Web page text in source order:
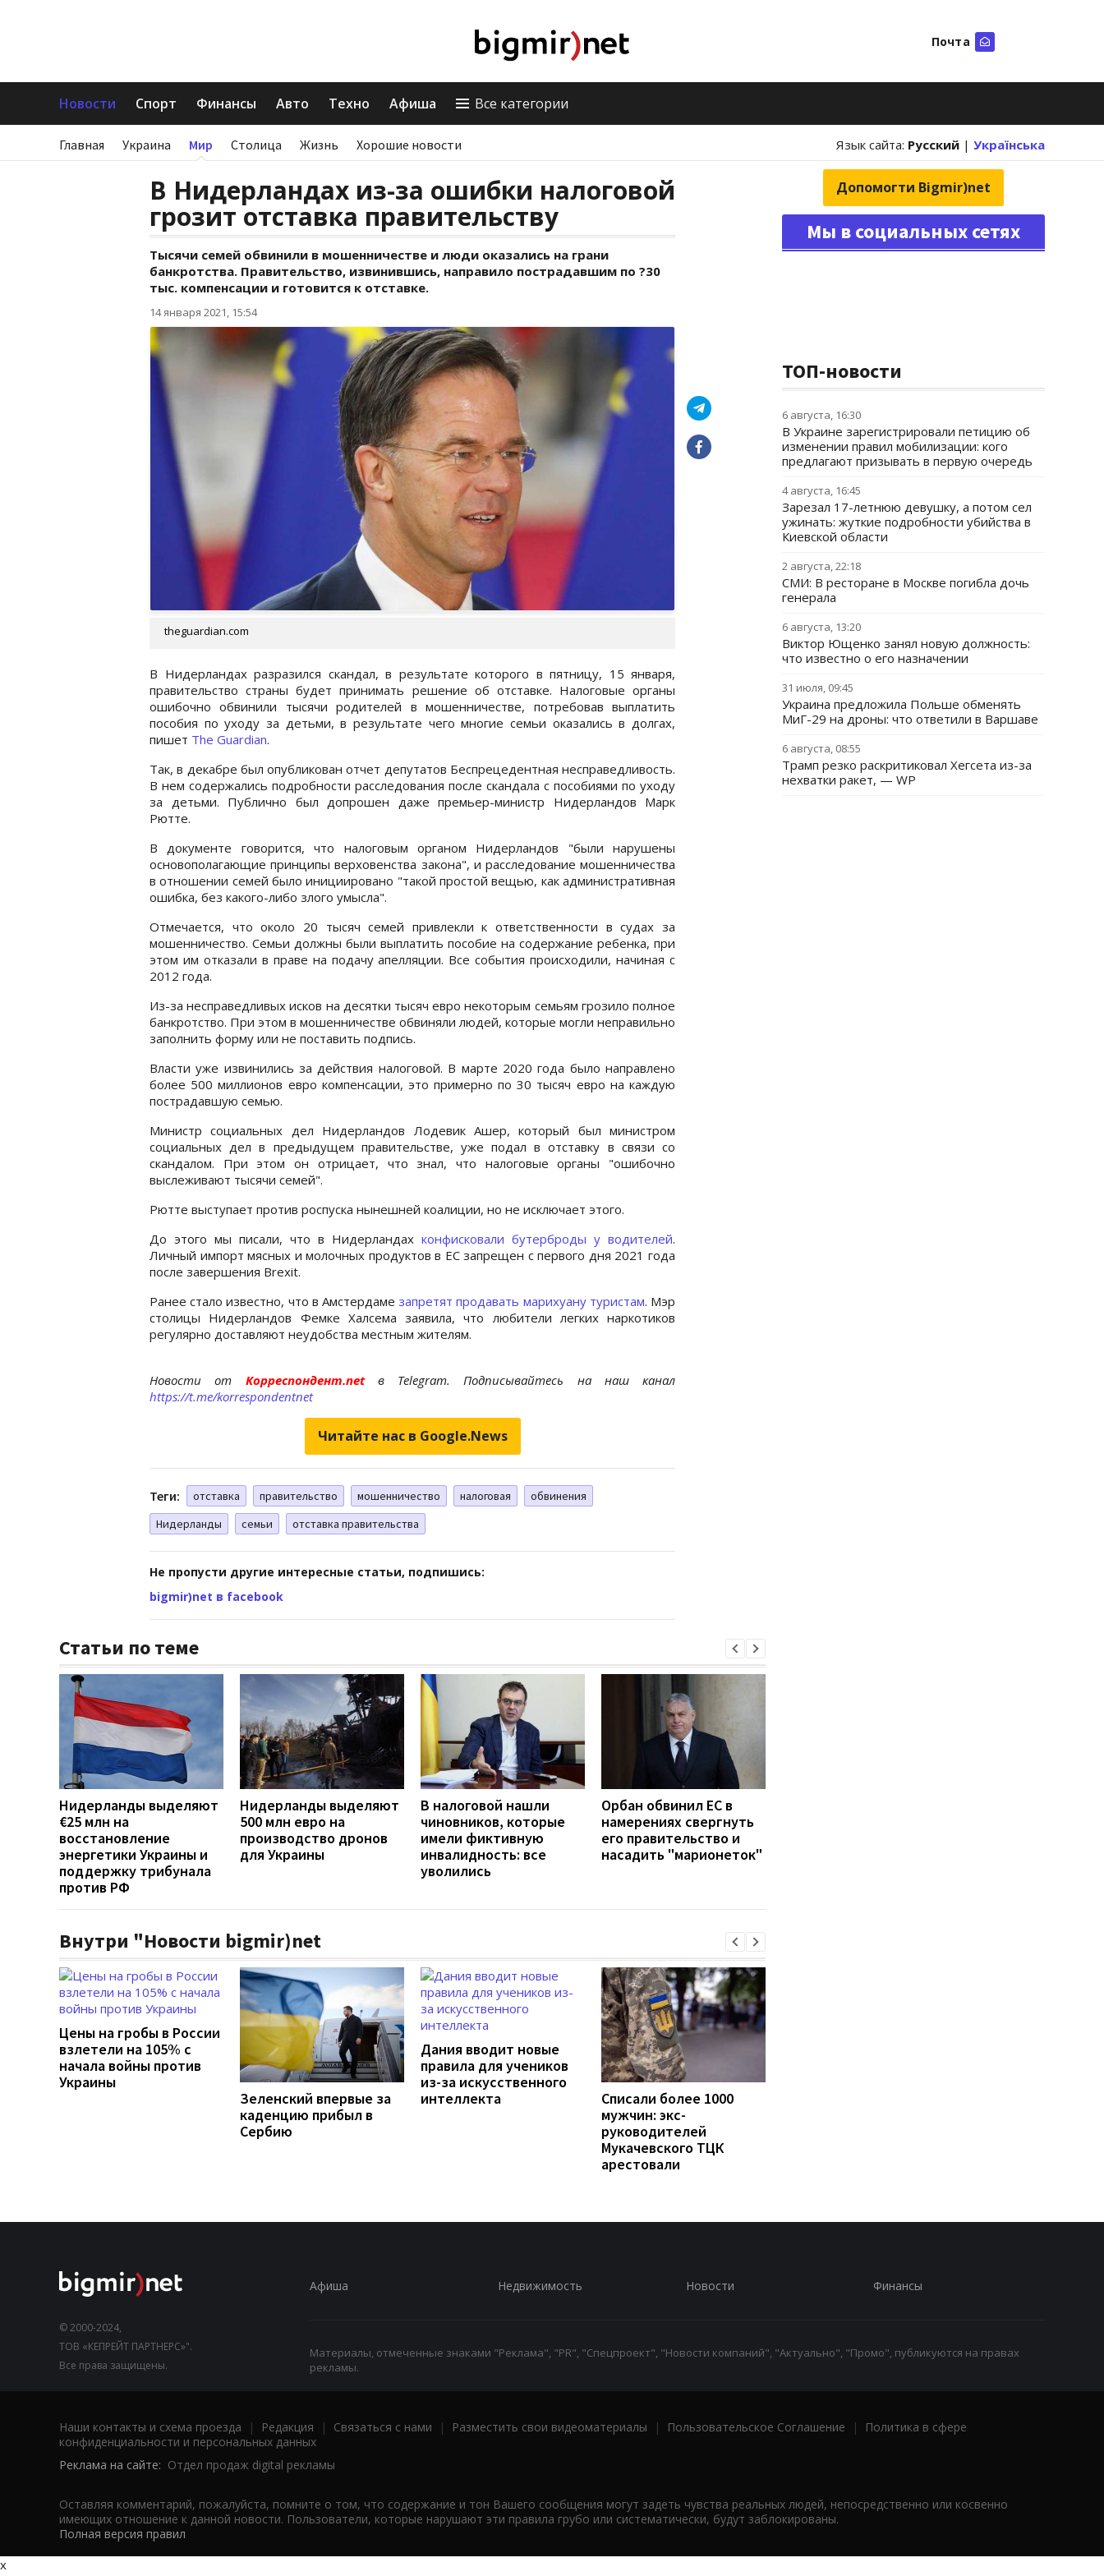
Почта
Новости Спорт Финансы Авто Техно Афиша Все категории
Главная Украина Мир Столица Жизнь Хорошие новости Язык сайта: Русский | Українська
В Нидерландах из-за ошибки налоговой
грозит отставка правительству
Тысячи семей обвинили в мошенничестве и люди оказались на грани
банкротства. Правительство, извинившись, направило пострадавшим по ?30
тыс. компенсации и готовится к отставке.
14 января 2021, 15:54
theguardian.com
В Нидерландах разразился скандал, в результате которого в пятницу, 15 января,
правительство страны будет принимать решение об отставке. Налоговые органы
ошибочно обвинили тысячи родителей в мошенничестве, потребовав выплатить
пособия по уходу за детьми, в результате чего многие семьи оказались в долгах,
пишет The Guardian.
Так, в декабре был опубликован отчет депутатов Беспрецедентная несправедливость.
В нем содержались подробности расследования после скандала с пособиями по уходу
за детьми. Публично был допрошен даже премьер-министр Нидерландов Марк
Рютте.
В документе говорится, что налоговым органом Нидерландов "были нарушены
основополагающие принципы верховенства закона", и расследование мошенничества
в отношении семей было инициировано "такой простой вещью, как административная
ошибка, без какого-либо злого умысла".
Отмечается, что около 20 тысяч семей привлекли к ответственности в судах за
мошенничество. Семьи должны были выплатить пособие на содержание ребенка, при
этом им отказали в праве на подачу апелляции. Все события происходили, начиная с
2012 года.
Из-за несправедливых исков на десятки тысяч евро некоторым семьям грозило полное
банкротство. При этом в мошенничестве обвиняли людей, которые могли неправильно
заполнить форму или не поставить подпись.
Власти уже извинились за действия налоговой. В марте 2020 года было направлено
более 500 миллионов евро компенсации, это примерно по 30 тысяч евро на каждую
пострадавшую семью.
Министр социальных дел Нидерландов Лодевик Ашер, который был министром
социальных дел в предыдущем правительстве, уже подал в отставку в связи со
скандалом. При этом он отрицает, что знал, что налоговые органы "ошибочно
выслеживают тысячи семей".
Рютте выступает против роспуска нынешней коалиции, но не исключает этого.
До этого мы писали, что в Нидерландах конфисковали бутерброды у водителей.
Личный импорт мясных и молочных продуктов в ЕС запрещен с первого дня 2021 года
после завершения Brexit.
Ранее стало известно, что в Амстердамезапретят продавать марихуану туристам. Мэр
столицы Нидерландов Фемке Халсема заявила, что любители легких наркотиков
регулярно доставляют неудобства местным жителям.
Новости от Корреспондент.net в Telegram. Подписывайтесь на наш канал
https://t.me/korrespondentnet
Читайте нас в Google.News
Теги: отставка правительство мошенничество налоговая
обвинения
Нидерланды
семьи отставка правительства
Не пропусти другие интересные статьи, подпишись:
bigmir)net в facebook
Статьи по теме
Нидерланды выделяют
€25 млн на
восстановление
энергетики Украины и
поддержку трибунала
против РФ
Нидерланды выделяют
500 млн евро на
производство дронов
для Украины
В налоговой нашли
чиновников, которые
имели фиктивную
инвалидность: все
уволились
Орбан обвинил ЕС в
намерениях свергнуть
его правительство и
насадить "марионеток"
Внутри "Новости bigmir)net
Цены на гробы в России
взлетели на 105% с
начала войны против
Украины
Зеленский впервые за
каденцию прибыл в
Сербию
Дания вводит новые
правила для учеников
из-за искусственного
интеллекта
Списали более 1000
мужчин: экс-
руководителей
Мукачевского ТЦК
арестовали
Допомогти Bigmir)net
Мы в социальных сетях
ТОП-новости
6 августа, 16:30
В Украине зарегистрировали петицию об
изменении правил мобилизации: кого
предлагают призывать в первую очередь
4 августа, 16:45
Зарезал 17-летнюю девушку, а потом сел
ужинать: жуткие подробности убийства в
Киевской области
2 августа, 22:18
СМИ: В ресторане в Москве погибла дочь
генерала
6 августа, 13:20
Виктор Ющенко занял новую должность:
что известно о его назначении
31 июля, 09:45
Украина предложила Польше обменять
МиГ-29 на дроны: что ответили в Варшаве
6 августа, 08:55
Трамп резко раскритиковал Хегсета из-за
нехватки ракет, — WP
© 2000-2024,
ТОВ «КЕПРЕЙТ ПАРТНЕРС»".
Все права защищены.
Афиша Недвижимость Новости Финансы
Материалы, отмеченные знаками "Реклама", "PR", "Спецпроект", "Новости компаний", "Актуально", "Промо", публикуются на правах
рекламы.
Наши контакты и схема проезда | Редакция | Связаться с нами | Разместить свои видеоматериалы | Пользовательское Соглашение |
Политика в сфере
конфиденциальности и персональных данных
Реклама на сайте: Отдел продаж digital рекламы
Оставляя комментарий, пожалуйста, помните о том, что содержание и тон Вашего сообщения могут задеть чувства реальных людей, непосредственно или косвенно
имеющих отношение к данной новости. Пользователи, которые нарушают эти правила грубо или систематически, будут заблокированы.
Полная версия правил
x